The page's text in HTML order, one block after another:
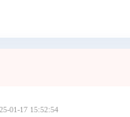
01-17 15:52:54